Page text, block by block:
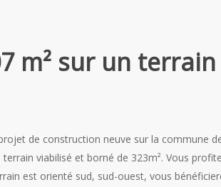
m² sur un
de construction neuve sur la commune
viabilisé et borné de 323m². Vous
est orienté sud, sud-ouest, vous